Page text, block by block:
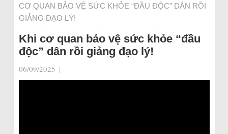
CƠ QUAN BẢO VỆ SỨC KHỎE “ĐẦU ĐỘC” DÂN RỒI
GIẢNG ĐẠO LÝ!
Khi cơ quan bảo vệ sức khỏe “đầu
độc” dân rồi giảng đạo lý!
06/09/2025 |